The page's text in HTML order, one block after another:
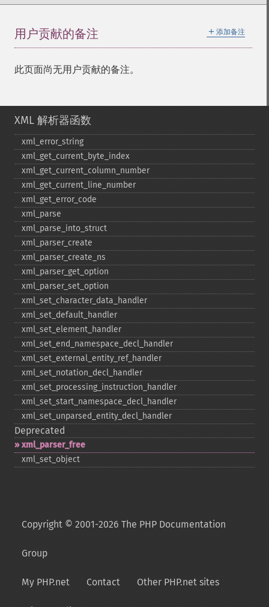
＋ 添加备注
用户贡献的备注
此页面尚无用户贡献的备注。
XML 解析器函数
xml_​error_​string
xml_​get_​current_​byte_​index
xml_​get_​current_​column_​number
xml_​get_​current_​line_​number
xml_​get_​error_​code
xml_​parse
xml_​parse_​into_​struct
xml_​parser_​create
xml_​parser_​create_​ns
xml_​parser_​get_​option
xml_​parser_​set_​option
xml_​set_​character_​data_​handler
xml_​set_​default_​handler
xml_​set_​element_​handler
xml_​set_​end_​namespace_​decl_​handler
xml_​set_​external_​entity_​ref_​handler
xml_​set_​notation_​decl_​handler
xml_​set_​processing_​instruction_​handler
xml_​set_​start_​namespace_​decl_​handler
xml_​set_​unparsed_​entity_​decl_​handler
Deprecated
xml_​parser_​free
xml_​set_​object
Copyright © 2001-2026 The PHP Documentation
Group
My PHP.net Contact Other PHP.net sites